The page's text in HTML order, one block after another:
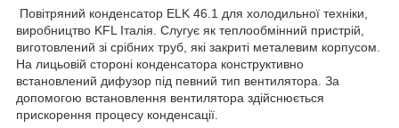
Повітряний конденсатор ELK 46.1 для холодильної техніки,
виробництво KFL Італія. Слугує як теплообмінний пристрій,
виготовлений зі срібних труб, які закриті металевим корпусом.
На лицьовій стороні конденсатора конструктивно
встановлений дифузор під певний тип вентилятора. За
допомогою встановлення вентилятора здійснюється
прискорення процесу конденсації.